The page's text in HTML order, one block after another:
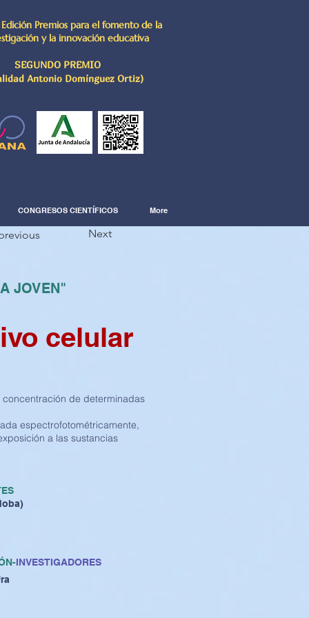
Premios para el fomento de la
y la innovación educativa
SEGUNDO PREMIO
Antonio Domínguez Ortiz)
CONGRESOS CIENTÍFICOS More
Next
JOVEN"
celular
de determinadas
espectrofotométricamente,
a las sustancias
INVESTIGADORES